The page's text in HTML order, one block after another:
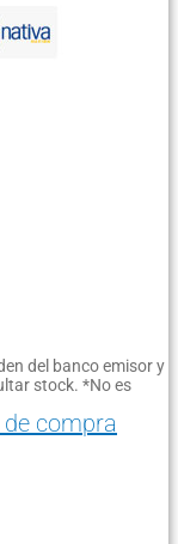
del banco emisor y
stock. *No es
compra